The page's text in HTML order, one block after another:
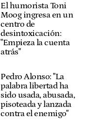
El humorista Toni
Moog ingresa en un
centro de
desintoxicación:
"Empieza la cuenta
atrás"
Pedro Alonso: "La
palabra libertad ha
sido usada, abusada,
pisoteada y lanzada
contra el enemigo"